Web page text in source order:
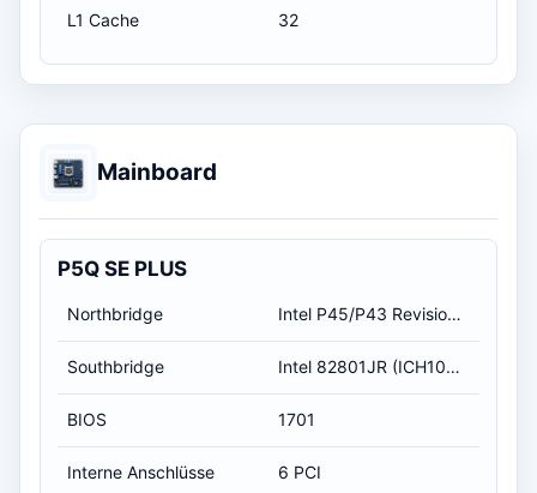
L1 Cache 32
Mainboard
P5Q SE PLUS
Northbridge Intel P45/P43 Revision A3
Southbridge Intel 82801JR (ICH10R) Revision A3
BIOS 1701
Interne Anschlüsse 6 PCI